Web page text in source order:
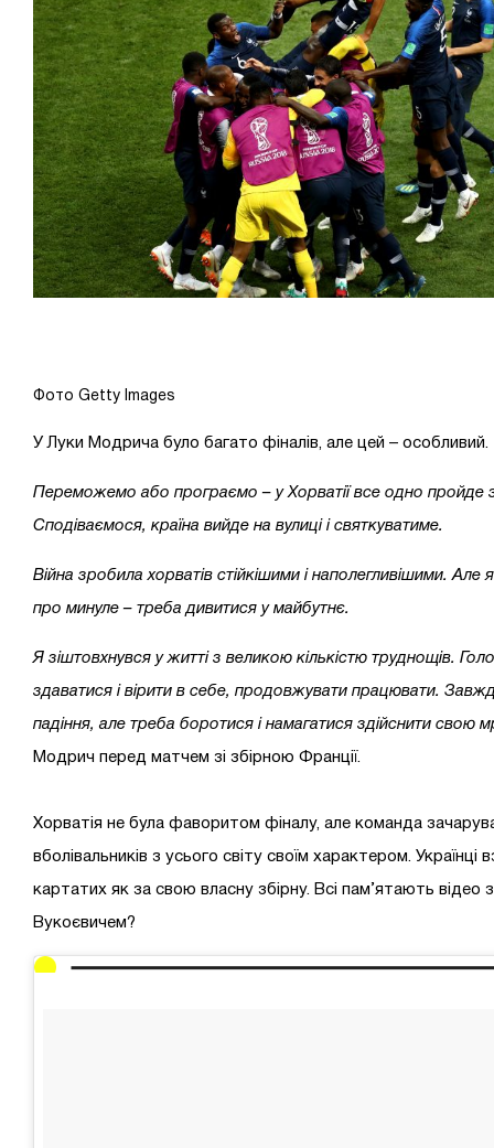
Фото Getty Images
У Луки Модрича було багато фіналів, але цей – особливий.
Переможемо або програємо – у Хорватії все одно пройде
Сподіваємося, країна вийде на вулиці і святкуватиме.
Війна зробила хорватів стійкішими і наполегливішими. Але
про минуле – треба дивитися у майбутнє.
Я зіштовхнувся у житті з великою кількістю труднощів.
здаватися і вірити в себе, продовжувати працювати.
падіння, але треба боротися і намагатися здійснити свою
Модрич перед матчем зі збірною Франції.
Хорватія не була фаворитом фіналу, але команда
вболівальників з усього світу своїм характером. Українці
картатих як за свою власну збірну. Всі пам’ятають відео
Вукоєвичем?